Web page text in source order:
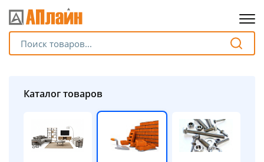
Каталог товаров
Разбейте
на части
без переплат